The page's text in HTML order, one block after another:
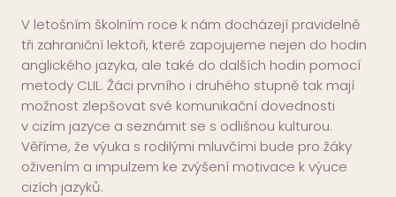
V letošním školním roce k nám docházejí pravidelně
tři zahraniční lektoři, které zapojujeme nejen do hodin
anglického jazyka, ale také do dalších hodin pomocí
metody CLIL. Žáci prvního i druhého stupně tak mají
možnost zlepšovat své komunikační dovednosti
v cizím jazyce a seznámit se s odlišnou kulturou.
Věříme, že výuka s rodilými mluvčími bude pro žáky
oživením a impulzem ke zvýšení motivace k výuce
cizích jazyků.